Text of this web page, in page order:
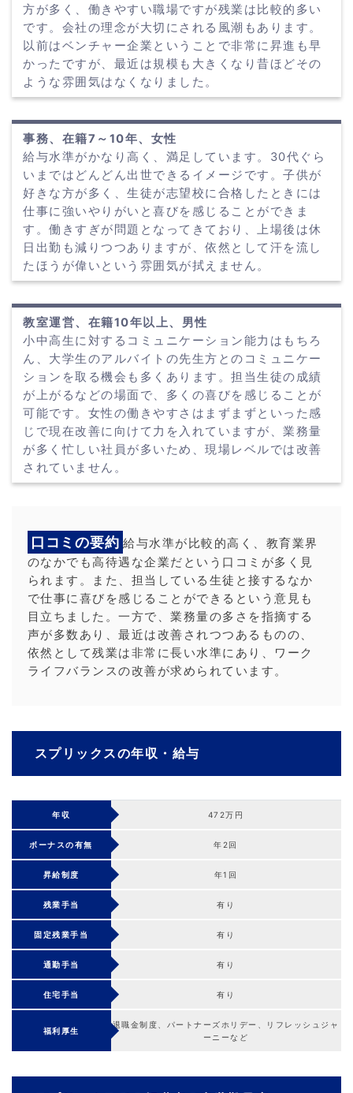
方が多く、働きやすい職場ですが残業は比較的多い
です。会社の理念が大切にされる風潮もあります。
以前はベンチャー企業ということで非常に昇進も早
かったですが、最近は規模も大きくなり昔ほどその
ような雰囲気はなくなりました。
事務、在籍7～10年、女性
給与水準がかなり高く、満足しています。30代ぐら
いまではどんどん出世できるイメージです。子供が
好きな方が多く、生徒が志望校に合格したときには
仕事に強いやりがいと喜びを感じることができま
す。働きすぎが問題となってきており、上場後は休
日出勤も減りつつありますが、依然として汗を流し
たほうが偉いという雰囲気が拭えません。
教室運営、在籍10年以上、男性
小中高生に対するコミュニケーション能力はもちろ
ん、大学生のアルバイトの先生方とのコミュニケー
ションを取る機会も多くあります。担当生徒の成績
が上がるなどの場面で、多くの喜びを感じることが
可能です。女性の働きやすさはまずまずといった感
じで現在改善に向けて力を入れていますが、業務量
が多く忙しい社員が多いため、現場レベルでは改善
されていません。
口コミの要約 給与水準が比較的高く、教育業界
のなかでも高待遇な企業だという口コミが多く見
られます。また、担当している生徒と接するなか
で仕事に喜びを感じることができるという意見も
目立ちました。一方で、業務量の多さを指摘する
声が多数あり、最近は改善されつつあるものの、
依然として残業は非常に長い水準にあり、ワーク
ライフバランスの改善が求められています。
スプリックスの年収・給与
年収 472万円
ボーナスの有無 年2回
昇給制度 年1回
残業手当 有り
固定残業手当 有り
通勤手当 有り
住宅手当 有り
福利厚生
退職金制度、パートナーズホリデー、リフレッシュジャ
ーニーなど